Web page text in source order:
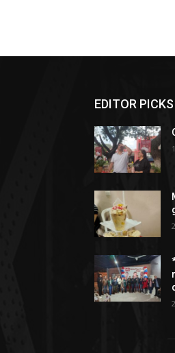
EDITOR PICKS